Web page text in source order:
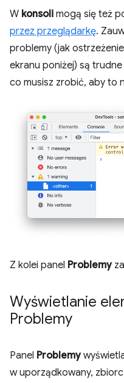
W konsoli mogą się też
przez przeglądarkę.
problemy (jak
ekranu poniżej) są
co musisz zrobić, aby to
Z kolei panel Problemy
Wyświetlanie
Problemy
Panel Problemy
w uporządkowany,